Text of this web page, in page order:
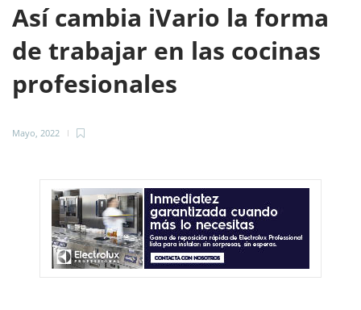
Así cambia iVario la forma
de trabajar en las cocinas
profesionales
Mayo, 2022